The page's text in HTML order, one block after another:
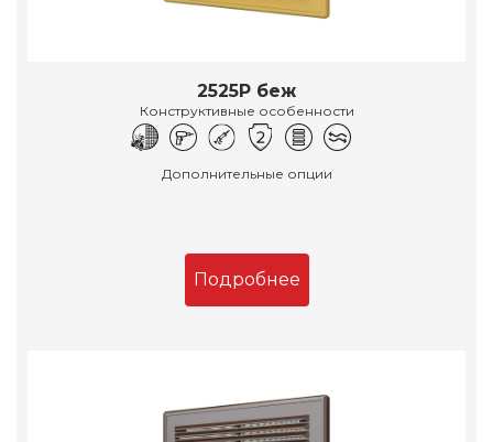
2525Р беж
Конструктивные особенности
Дополнительные опции
Подробнее